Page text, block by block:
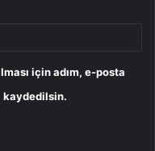
için adım, e-posta
kaydedilsin.